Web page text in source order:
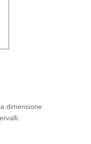
dimensione